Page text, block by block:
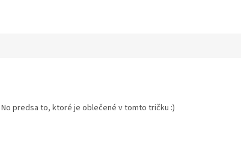
predsa to, ktoré je oblečené v tomto tričku :)